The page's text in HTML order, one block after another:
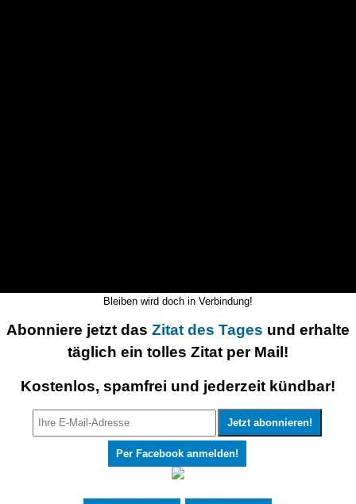
Bleiben wird doch in Verbindung!
Abonniere jetzt das Zitat des Tages und erhalte
täglich ein tolles Zitat per Mail!
Kostenlos, spamfrei und jederzeit kündbar!
Per Facebook anmelden!